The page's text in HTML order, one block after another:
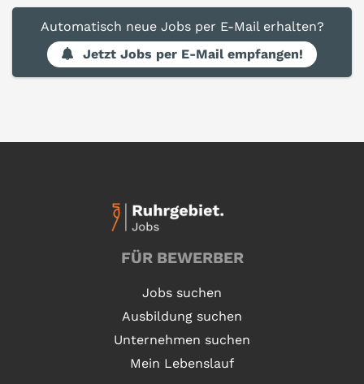
Automatisch neue Jobs per E-Mail erhalten?
Jetzt Jobs per E-Mail empfangen!
FÜR BEWERBER
Jobs suchen
Ausbildung suchen
Unternehmen suchen
Mein Lebenslauf